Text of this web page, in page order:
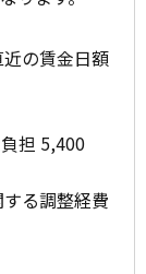
の賃金日額
担 5,400
る調整経費